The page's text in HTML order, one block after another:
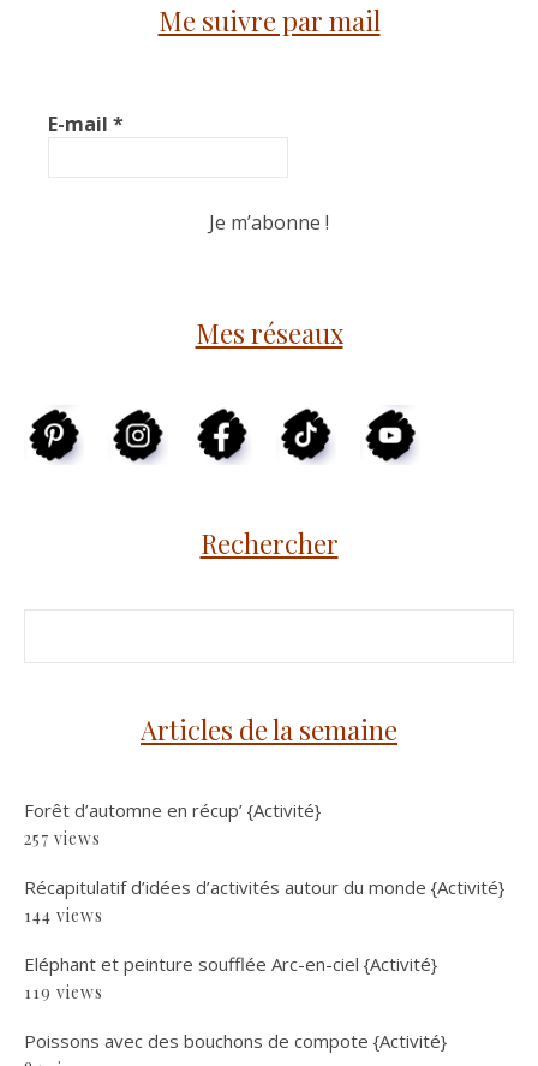
Me suivre par mail
E-mail *
Mes réseaux
Rechercher
Articles de la semaine
Forêt d’automne en récup’ {Activité}
257 views
Récapitulatif d’idées d’activités autour du monde {Activité}
144 views
Eléphant et peinture soufflée Arc-en-ciel {Activité}
119 views
Poissons avec des bouchons de compote {Activité}